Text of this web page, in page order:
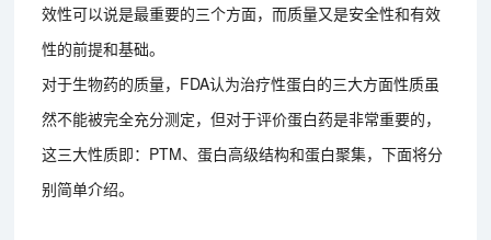
效性可以说是最重要的三个方面，而质量又是安全性和有效
性的前提和基础。
对于生物药的质量，FDA认为治疗性蛋白的三大方面性质虽
然不能被完全充分测定，但对于评价蛋白药是非常重要的，
这三大性质即：PTM、蛋白高级结构和蛋白聚集，下面将分
别简单介绍。